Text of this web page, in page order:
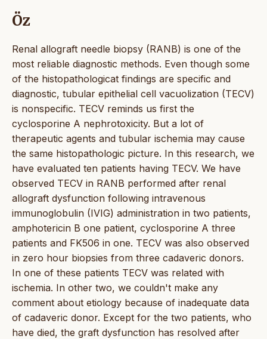
Öz
Renal allograft needle biopsy (RANB) is one of the
most reliable diagnostic methods. Even though some
of the histopathologicat findings are specific and
diagnostic, tubular epithelial cell vacuolization (TECV)
is nonspecific. TECV reminds us first the
cyclosporine A nephrotoxicity. But a lot of
therapeutic agents and tubular ischemia may cause
the same histopathologic picture. In this research, we
have evaluated ten patients having TECV. We have
observed TECV in RANB performed after renal
allograft dysfunction following intravenous
immunoglobulin (IVIG) administration in two patients,
amphotericin B one patient, cyclosporine A three
patients and FK506 in one. TECV was also observed
in zero hour biopsies from three cadaveric donors.
In one of these patients TECV was related with
ischemia. In other two, we couldn't make any
comment about etiology because of inadequate data
of cadaveric donor. Except for the two patients, who
have died, the graft dysfunction has resolved after